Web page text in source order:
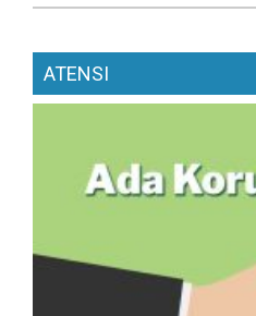
ATENSI